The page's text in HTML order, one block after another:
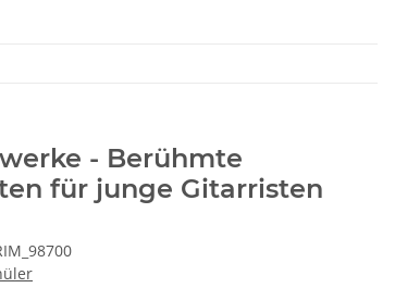
- Berühmte
für junge Gitarristen